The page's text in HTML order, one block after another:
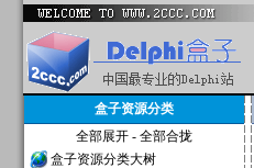
盒子资源分类
全部展开 - 全部合拢
盒子资源分类大树